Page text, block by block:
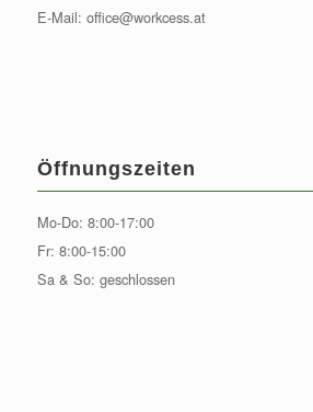
E-Mail: office@workcess.at
Öffnungszeiten
Mo-Do: 8:00-17:00
Fr: 8:00-15:00
Sa & So: geschlossen